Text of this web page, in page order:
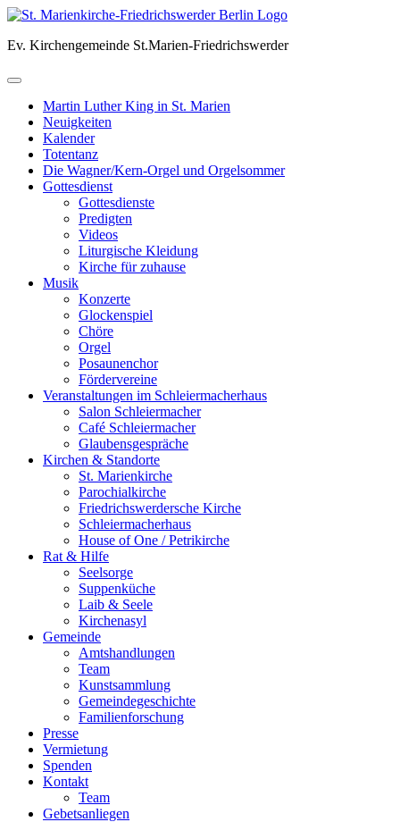
Skip
content
Ev. Kirchengemeinde St.Marien-Friedrichswerder
Martin Luther King in St. Marien
Neuigkeiten
Kalender
Totentanz
Die Wagner/Kern-Orgel und Orgelsommer
Gottesdienst
Gottesdienste
Predigten
Videos
Liturgische Kleidung
Kirche für zuhause
Musik
Konzerte
Glockenspiel
Chöre
Orgel
Posaunenchor
Fördervereine
Veranstaltungen im Schleiermacherhaus
Salon Schleiermacher
Café Schleiermacher
Glaubensgespräche
Kirchen & Standorte
St. Marienkirche
Parochialkirche
Friedrichswerdersche Kirche
Schleiermacherhaus
House of One / Petrikirche
Rat & Hilfe
Seelsorge
Suppenküche
Laib & Seele
Kirchenasyl
Gemeinde
Amtshandlungen
Team
Kunstsammlung
Gemeindegeschichte
Familienforschung
Presse
Vermietung
Spenden
Kontakt
Team
Gebetsanliegen